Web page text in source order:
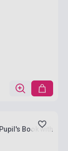
Book with